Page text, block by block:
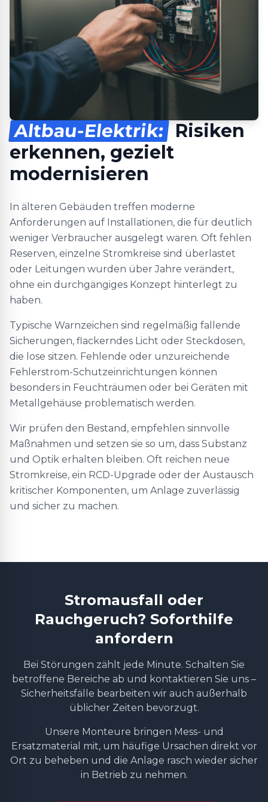
Altbau-Elektrik: Risiken
erkennen, gezielt
modernisieren
In älteren Gebäuden treffen moderne
Anforderungen auf Installationen, die für deutlich
weniger Verbraucher ausgelegt waren. Oft fehlen
Reserven, einzelne Stromkreise sind überlastet
oder Leitungen wurden über Jahre verändert,
ohne ein durchgängiges Konzept hinterlegt zu
haben.
Typische Warnzeichen sind regelmäßig fallende
Sicherungen, flackerndes Licht oder Steckdosen,
die lose sitzen. Fehlende oder unzureichende
Fehlerstrom-Schutzeinrichtungen können
besonders in Feuchträumen oder bei Geräten mit
Metallgehäuse problematisch werden.
Wir prüfen den Bestand, empfehlen sinnvolle
Maßnahmen und setzen sie so um, dass Substanz
und Optik erhalten bleiben. Oft reichen neue
Stromkreise, ein RCD-Upgrade oder der Austausch
kritischer Komponenten, um Anlage zuverlässig
und sicher zu machen.
Stromausfall oder
Rauchgeruch? Soforthilfe
anfordern
Bei Störungen zählt jede Minute. Schalten Sie
betroffene Bereiche ab und kontaktieren Sie uns –
Sicherheitsfälle bearbeiten wir auch außerhalb
üblicher Zeiten bevorzugt.
Unsere Monteure bringen Mess- und
Ersatzmaterial mit, um häufige Ursachen direkt vor
Ort zu beheben und die Anlage rasch wieder sicher
in Betrieb zu nehmen.